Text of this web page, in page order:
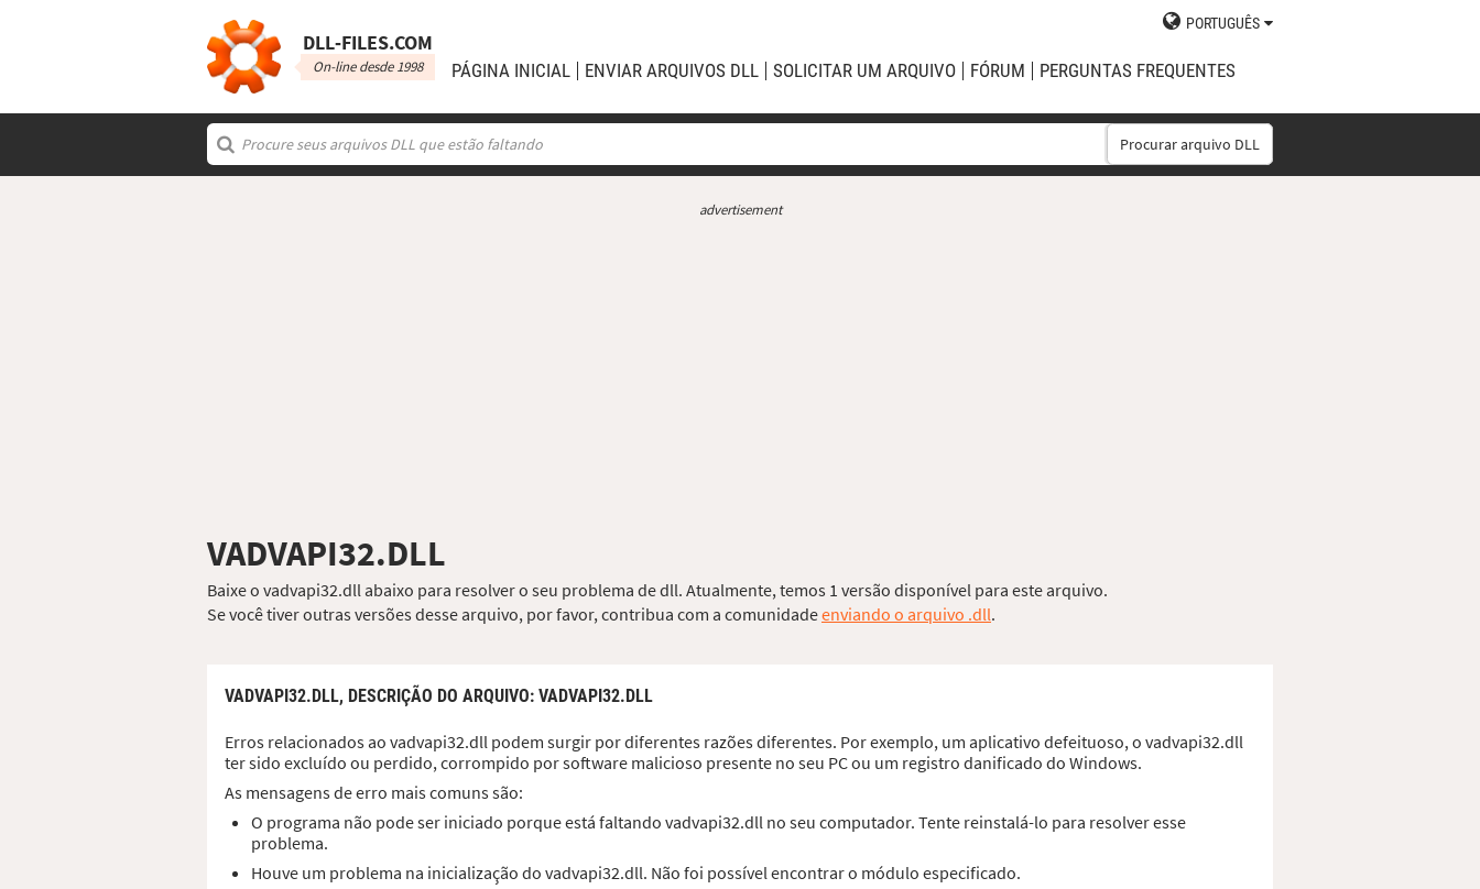
DLL‑FILES.COM
On-line desde 1998
PORTUGUÊS
PÁGINA INICIAL ENVIAR ARQUIVOS DLL SOLICITAR UM ARQUIVO FÓRUM PERGUNTAS FREQUENTES
Procurar arquivo DLL
advertisement
VADVAPI32.DLL
Baixe o vadvapi32.dll abaixo para resolver o seu problema de dll. Atualmente, temos 1 versão disponível para este arquivo.
Se você tiver outras versões desse arquivo, por favor, contribua com a comunidadeenviando o arquivo .dll.
VADVAPI32.DLL, DESCRIÇÃO DO ARQUIVO: VADVAPI32.DLL
Erros relacionados ao vadvapi32.dll podem surgir por diferentes razões diferentes. Por exemplo, um aplicativo defeituoso, o vadvapi32.dll
ter sido excluído ou perdido, corrompido por software malicioso presente no seu PC ou um registro danificado do Windows.
As mensagens de erro mais comuns são:
O programa não pode ser iniciado porque está faltando vadvapi32.dll no seu computador. Tente reinstalá-lo para resolver esse
problema.
Houve um problema na inicialização do vadvapi32.dll. Não foi possível encontrar o módulo especificado.